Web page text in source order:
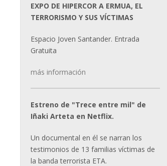
EXPO DE HIPERCOR A ERMUA, EL
TERRORISMO Y SUS VÍCTIMAS
Espacio Joven Santander. Entrada
Gratuita
más información
Estreno de "Trece entre mil" de
Iñaki Arteta en Netflix.
Un documental en él se narran los
testimonios de 13 familias víctimas de
la banda terrorista ETA.